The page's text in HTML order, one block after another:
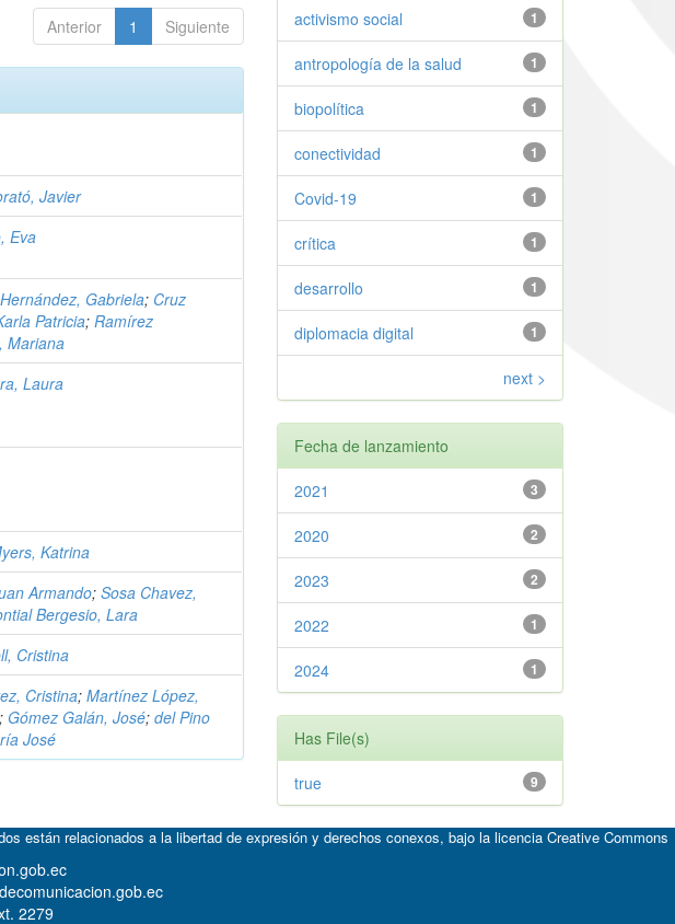
Anterior 1 Siguiente
Javier
Eva
Gabriela; Cruz
Patricia;Ramírez
Mariana
Laura
Katrina
Armando;Sosa Chavez,
Bergesio, Lara
Cristina
Cristina;Martínez López,
; Gómez Galán, José;del Pino
José
1
activismo social
1
antropología de la salud
1
biopolítica
1
conectividad
1
Covid-19
1
crítica
1
desarrollo
1
diplomacia digital
next >
Fecha de lanzamiento
3
2021
2
2020
2
2023
1
2022
1
2024
Has File(s)
9
true
están relacionados a la libertad de expresión y derechos conexos, bajo la licencia Creative Commons
2279